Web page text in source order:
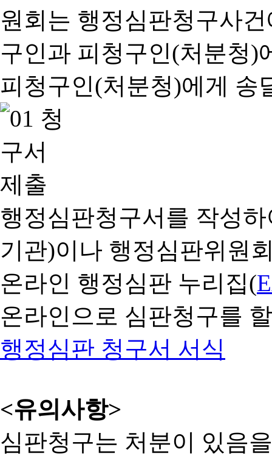
행정심판청구서를 작성
기관)이나 행정심판위원
온라인 행정심판 누리집(
온라인으로 심판청구를
행정심판 청구서 서식
<유의사항>
심판청구는 처분이 있음